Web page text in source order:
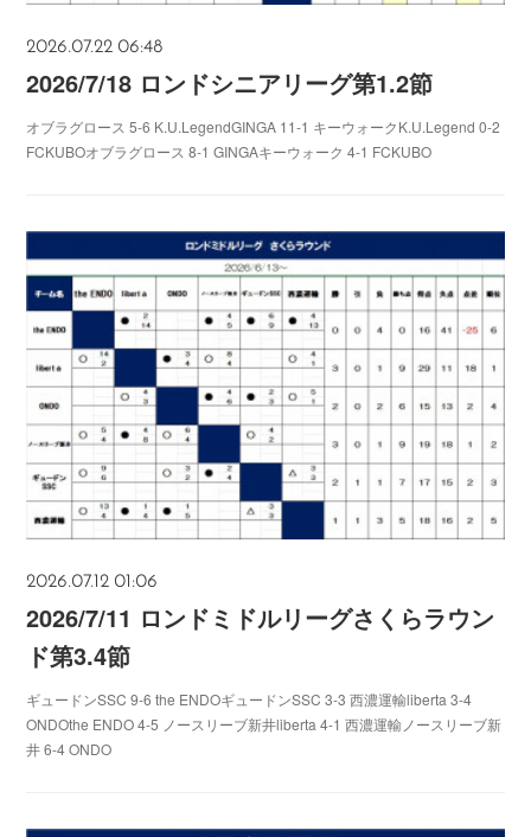
2026.07.22 06:48
2026/7/18 ロンドシニアリーグ第1.2節
オブラグロース 5-6 K.U.LegendGINGA 11-1 キーウォークK.U.Legend 0-2
FCKUBOオブラグロース 8-1 GINGAキーウォーク 4-1 FCKUBO
2026.07.12 01:06
2026/7/11 ロンドミドルリーグさくらラウン
ド第3.4節
ギュードンSSC 9-6 the ENDOギュードンSSC 3-3 西濃運輸liberta 3-4
ONDOthe ENDO 4-5 ノースリーブ新井liberta 4-1 西濃運輸ノースリーブ新
井 6-4 ONDO